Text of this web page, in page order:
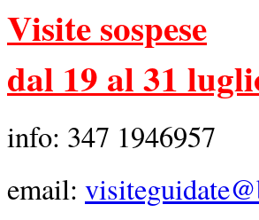
Visite sospese
dal 19 al 31
info: 347 1946957
email: